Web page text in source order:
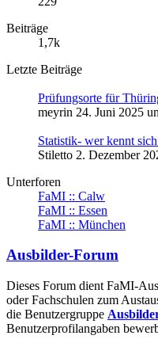
Beiträge
1,7k
Letzte Beiträge
Prüfungsorte für
meyrin 24. Juni 2025
Statistik- wer kennt
Stiletto 2. Dezember
Unterforen
FaMI :: Calw
FaMI :: Essen
FaMI :: München
Ausbilder-Forum
Dieses Forum dient FaMI-
oder Fachschulen zum
die Benutzergruppe
Benutzerprofilangaben